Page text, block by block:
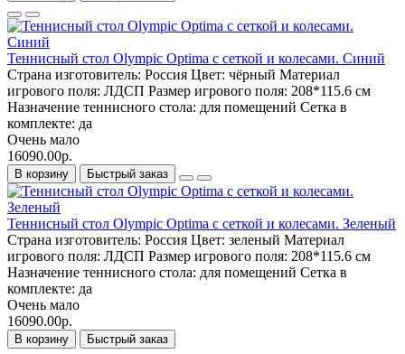
Теннисный стол Olympic Optima с сеткой и колесами. Синий
Страна изготовитель: Россия Цвет: чёрный Материал
игрового поля: ЛДСП Размер игрового поля: 208*115.6 см
Назначение теннисного стола: для помещений Сетка в
комплекте: да
Очень мало
16090.00р.
В корзину Быстрый заказ
Теннисный стол Olympic Optima с сеткой и колесами. Зеленый
Страна изготовитель: Россия Цвет: зеленый Материал
игрового поля: ЛДСП Размер игрового поля: 208*115.6 см
Назначение теннисного стола: для помещений Сетка в
комплекте: да
Очень мало
16090.00р.
В корзину Быстрый заказ